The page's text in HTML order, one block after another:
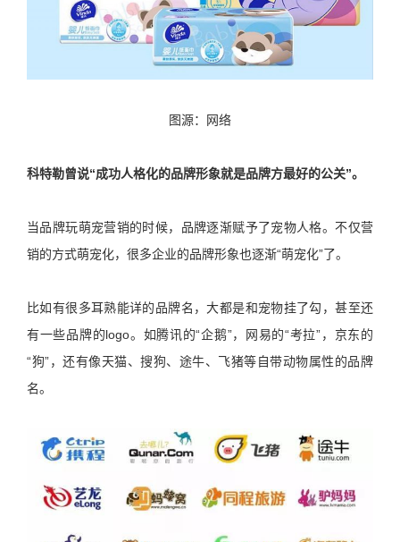
图源：网络
科特勒曾说“成功人格化的品牌形象就是品牌方最好的公关”。
当品牌玩萌宠营销的时候，品牌逐渐赋予了宠物人格。不仅营
销的方式萌宠化，很多企业的品牌形象也逐渐“萌宠化”了。
比如有很多耳熟能详的品牌名，大都是和宠物挂了勾，甚至还
有一些品牌的logo。如腾讯的“企鹅”，网易的“考拉”，京东的
“狗”，还有像天猫、搜狗、途牛、飞猪等自带动物属性的品牌
名。